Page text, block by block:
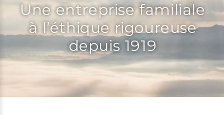
Une entreprise familiale
à l’éthique rigoureuse
depuis 1919